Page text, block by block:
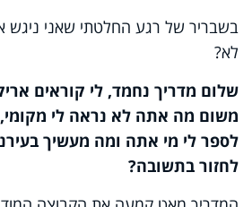
בשבריר של רגע החלטתי שאני ניגש
לא?
שלום מדריך נחמד, לי קוראים
משום מה אתה לא נראה לי
לספר לי מי אתה ומה מעשיך
לחזור בתשובה?